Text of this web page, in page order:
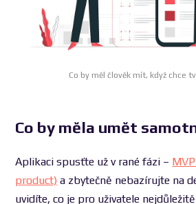
Co by měl člověk mít, když chce
Co by měla umět
Aplikaci spusťte už v rané fázi –
product) a zbytečně nebazírujte na
uvidíte, co je pro uživatele